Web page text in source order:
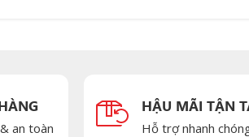
an toàn
HẬU MÃI TẬN
Hỗ trợ nhanh